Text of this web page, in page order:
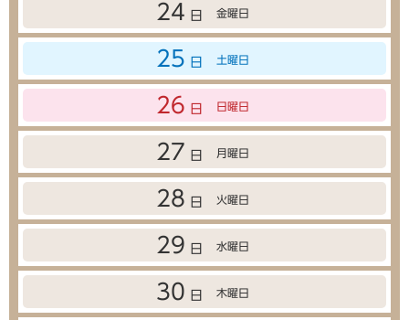
24 日 金曜日
25 日 土曜日
26 日 日曜日
27 日 月曜日
28 日 火曜日
29 日 水曜日
30 日 木曜日